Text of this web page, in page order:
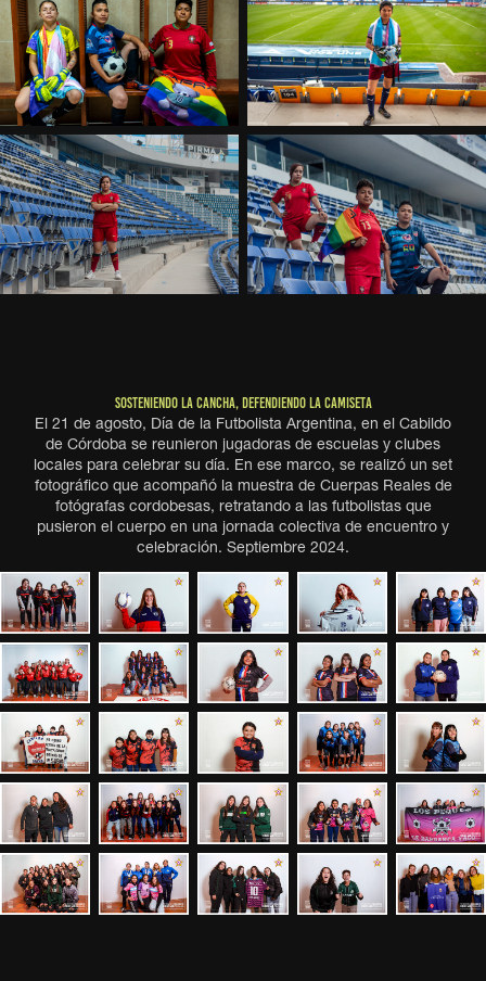
SOSTENIENDO LA CANCHA, DEFENDIENDO LA CAMISETA
El 21 de agosto, Día de la Futbolista Argentina, en el Cabildo
de Córdoba se reunieron jugadoras de escuelas y clubes
locales para celebrar su día. En ese marco, se realizó un set
fotográfico que acompañó la muestra de Cuerpas Reales de
fotógrafas cordobesas, retratando a las futbolistas que
pusieron el cuerpo en una jornada colectiva de encuentro y
celebración. Septiembre 2024.